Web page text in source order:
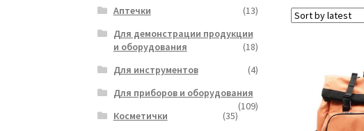
Аптечки
(13)
Для демонстрации продукции
и оборудования
(18)
Для инструментов
(4)
Для приборов и оборудования
(109)
Косметички
(35)